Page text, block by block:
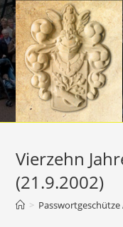
Zum
Inhalt
springen
Vierzehn
(21.9.2002)
> Passwortgeschütze